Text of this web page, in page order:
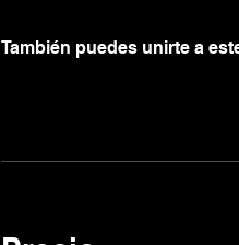
También puedes unirte a